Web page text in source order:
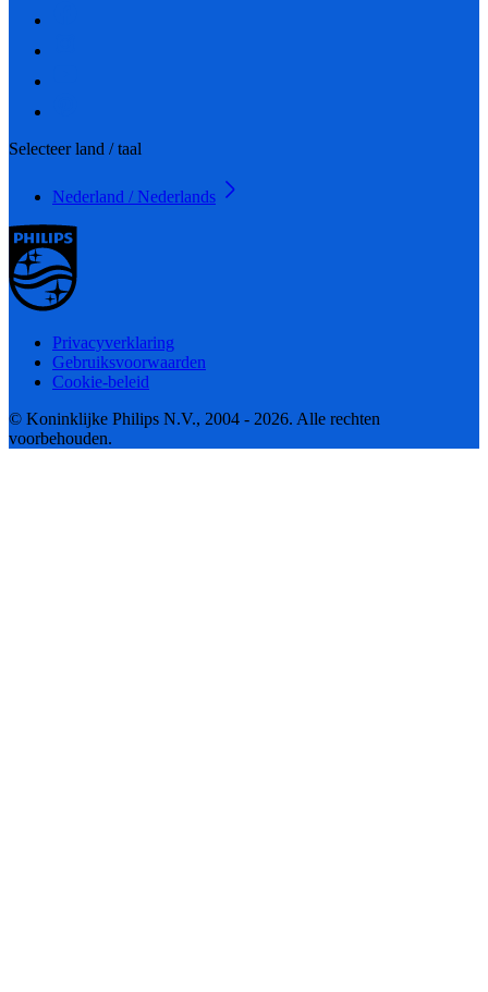
Selecteer land / taal
Nederland / Nederlands
Privacyverklaring
Gebruiksvoorwaarden
Cookie-beleid
© Koninklijke Philips N.V., 2004 - 2026. Alle rechten
voorbehouden.